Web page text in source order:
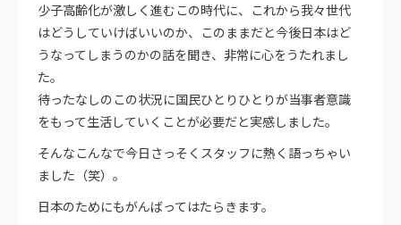
少子高齢化が激しく進むこの時代に、これから我々世代
はどうしていけばいいのか、このままだと今後日本はど
うなってしまうのかの話を聞き、非常に心をうたれまし
た。
待ったなしのこの状況に国民ひとりひとりが当事者意識
をもって生活していくことが必要だと実感しました。
そんなこんなで今日さっそくスタッフに熱く語っちゃい
ました（笑）。
日本のためにもがんばってはたらきます。